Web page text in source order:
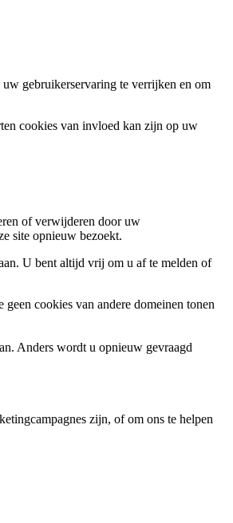
uw gebruikerservaring te verrijken en om
cookies van invloed kan zijn op uw
of verwijderen door uw
site opnieuw bezoekt.
U bent altijd vrij om u af te melden of
cookies van andere domeinen tonen
Anders wordt u opnieuw gevraagd
zijn, of om ons te helpen